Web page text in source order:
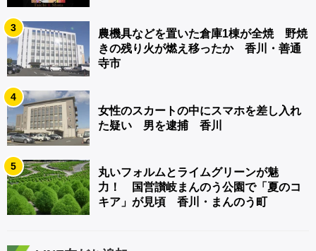
3
農機具などを置いた倉庫1棟が全焼 野焼
きの残り火が燃え移ったか 香川・善通
寺市
4
女性のスカートの中にスマホを差し入れ
た疑い 男を逮捕 香川
5
丸いフォルムとライムグリーンが魅
力！ 国営讃岐まんのう公園で「夏のコ
キア」が見頃 香川・まんのう町